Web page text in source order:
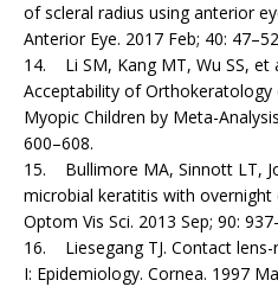
of scleral radius using anterior
Anterior Eye. 2017 Feb; 40:
14. Li SM, Kang MT, Wu SS, et
Acceptability of Orthokeratology
Myopic Children by Meta-
600–608.
15. Bullimore MA, Sinnott LT,
microbial keratitis with overnight
Optom Vis Sci. 2013 Sep; 90:
16. Liesegang TJ. Contact
I: Epidemiology. Cornea. 1997